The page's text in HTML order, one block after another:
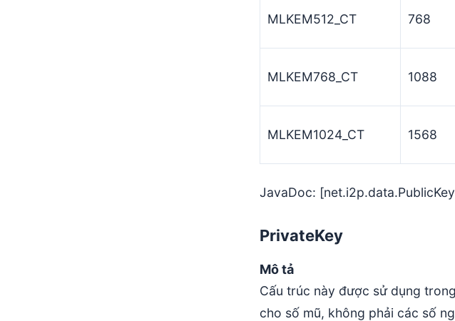
MLKEM512_CT 768
MLKEM768_CT 1088
MLKEM1024_CT 1568
JavaDoc:
PrivateKey
Mô tả
Cấu trúc này được sử dụng
cho số mũ, không phải các số